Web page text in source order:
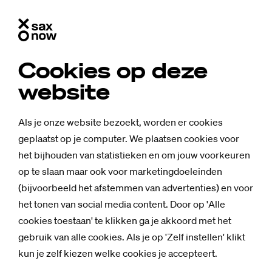
Cookies op deze
website
Als je onze website bezoekt, worden er cookies
geplaatst op je computer. We plaatsen cookies voor
het bijhouden van statistieken en om jouw voorkeuren
op te slaan maar ook voor marketingdoeleinden
(bijvoorbeeld het afstemmen van advertenties) en voor
het tonen van social media content. Door op 'Alle
cookies toestaan' te klikken ga je akkoord met het
gebruik van alle cookies. Als je op 'Zelf instellen' klikt
kun je zelf kiezen welke cookies je accepteert.